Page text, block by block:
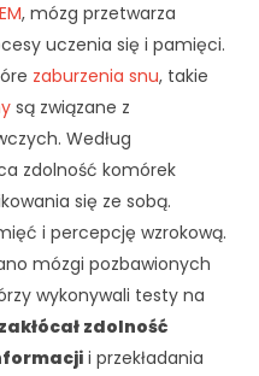
, mózg przetwarza
uczenia się i pamięci.
zaburzenia snu, takie
są związane z
Według
zdolność komórek
się ze sobą.
i percepcję wzrokową.
mózgi pozbawionych
wykonywali testy na
zdolność
i przekładania